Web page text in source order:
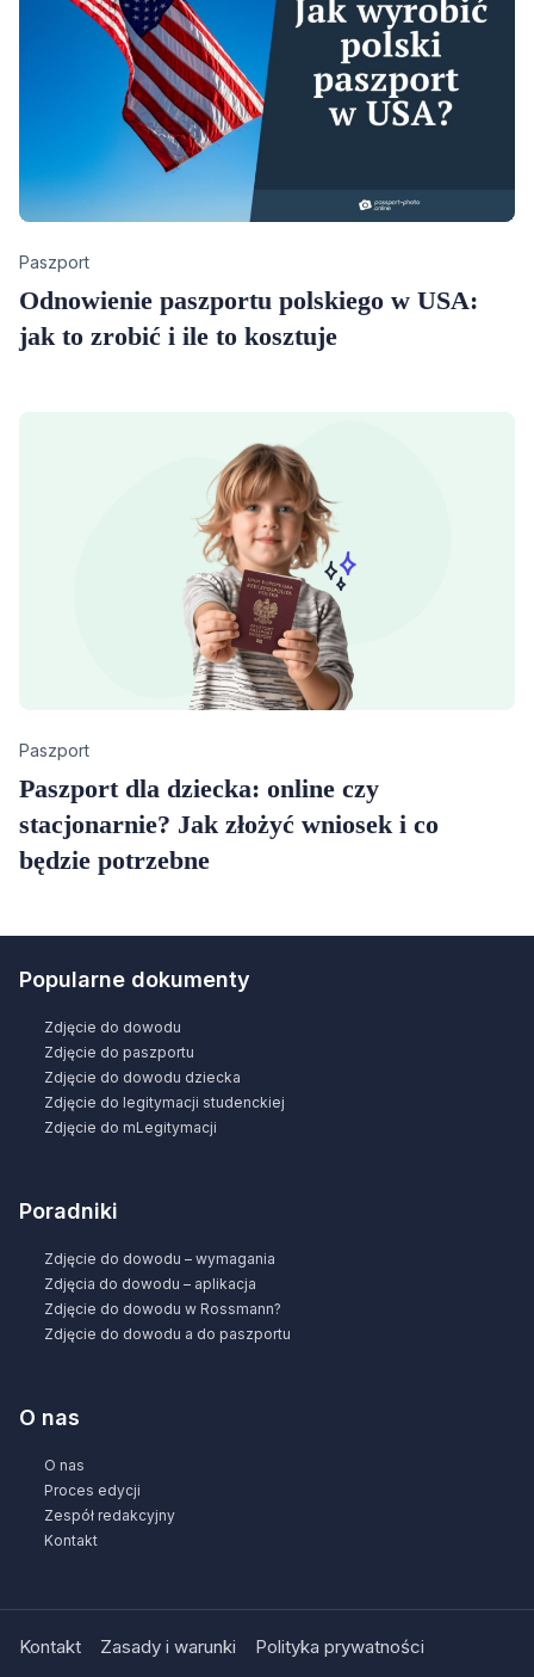
Category
Paszport
Odnowienie paszportu polskiego w USA:
jak to zrobić i ile to kosztuje
Category
Paszport
Paszport dla dziecka: online czy
stacjonarnie? Jak złożyć wniosek i co
będzie potrzebne
Popularne dokumenty
Zdjęcie do dowodu
Zdjęcie do paszportu
Zdjęcie do dowodu dziecka
Zdjęcie do legitymacji studenckiej
Zdjęcie do mLegitymacji
Poradniki
Zdjęcie do dowodu – wymagania
Zdjęcia do dowodu – aplikacja
Zdjęcie do dowodu w Rossmann?
Zdjęcie do dowodu a do paszportu
O nas
O nas
Proces edycji
Zespół redakcyjny
Kontakt
Kontakt Zasady i warunki Polityka prywatności